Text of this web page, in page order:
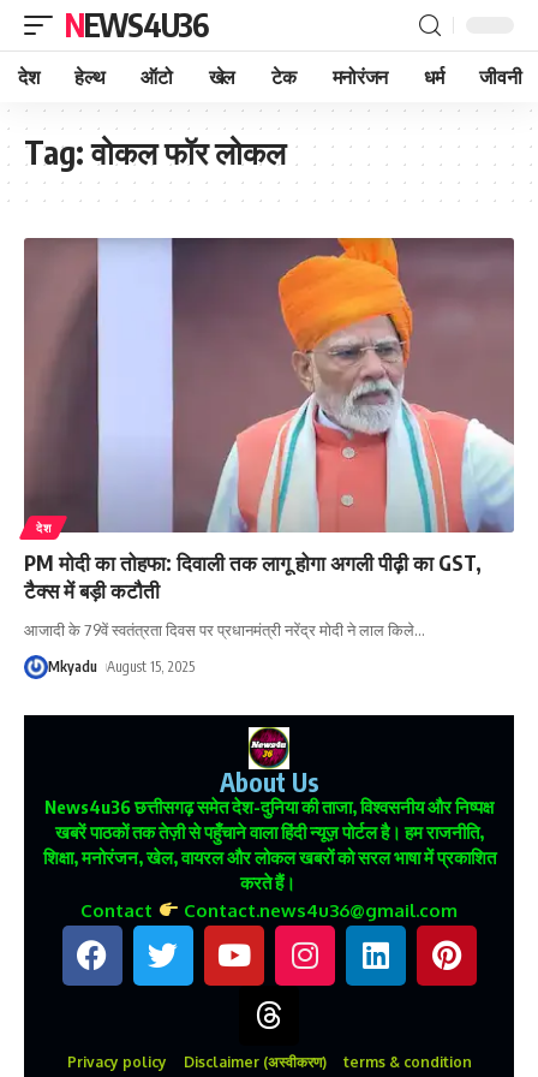
NEWS4U36
देश हेल्थ ऑटो खेल टेक मनोरंजन धर्म जीवनी
Tag:वोकल फॉर लोकल
देश
PM मोदी का तोहफा: दिवाली तक लागू होगा अगली पीढ़ी का GST,
टैक्स में बड़ी कटौती
आजादी के 79वें स्वतंत्रता दिवस पर प्रधानमंत्री नरेंद्र मोदी ने लाल किले…
Mkyadu August 15, 2025
About Us
News4u36छत्तीसगढ़ समेत देश-दुनिया की ताजा, विश्वसनीय और निष्पक्ष
खबरें पाठकों तक तेज़ी से पहुँचाने वाला हिंदी न्यूज़ पोर्टल है। हम राजनीति,
शिक्षा, मनोरंजन, खेल, वायरल और लोकल खबरों को सरल भाषा में प्रकाशित
करते हैं।
Contact Contact.news4u36@gmail.com
Privacy policy Disclaimer (अस्वीकरण) terms & condition